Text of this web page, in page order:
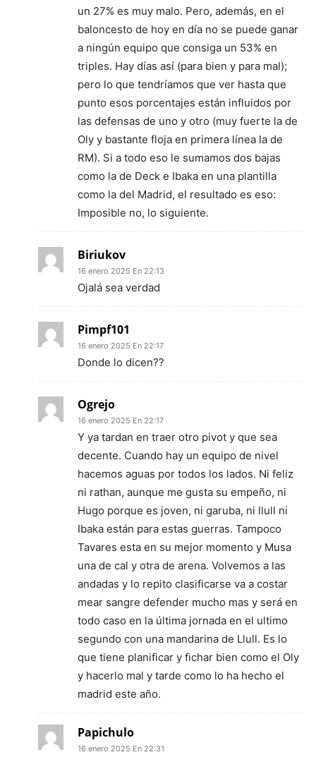
un 27% es muy malo. Pero, además, en el
baloncesto de hoy en día no se puede ganar
a ningún equipo que consiga un 53% en
triples. Hay días así (para bien y para mal);
pero lo que tendríamos que ver hasta que
punto esos porcentajes están influidos por
las defensas de uno y otro (muy fuerte la de
Oly y bastante floja en primera línea la de
RM). Si a todo eso le sumamos dos bajas
como la de Deck e Ibaka en una plantilla
como la del Madrid, el resultado es eso:
Imposible no, lo siguiente.
Biriukov
16 enero 2025 En 22:13
Ojalá sea verdad
Pimpf101
16 enero 2025 En 22:17
Donde lo dicen??
Ogrejo
16 enero 2025 En 22:17
Y ya tardan en traer otro pivot y que sea
decente. Cuando hay un equipo de nivel
hacemos aguas por todos los lados. Ni feliz
ni rathan, aunque me gusta su empeño, ni
Hugo porque es joven, ni garuba, ni llull ni
Ibaka están para estas guerras. Tampoco
Tavares esta en su mejor momento y Musa
una de cal y otra de arena. Volvemos a las
andadas y lo repito clasificarse va a costar
mear sangre defender mucho mas y será en
todo caso en la última jornada en el ultimo
segundo con una mandarina de Llull. Es lo
que tiene planificar y fichar bien como el Oly
y hacerlo mal y tarde como lo ha hecho el
madrid este año.
Papichulo
16 enero 2025 En 22:31